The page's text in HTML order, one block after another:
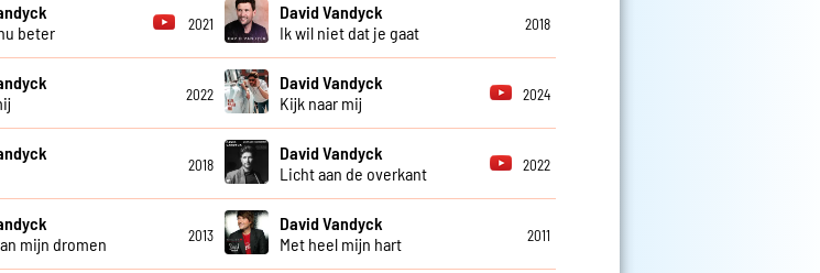
beter
2021
David Vandyck
Ik wil niet dat je gaat
2018
2022
David Vandyck
Kijk naar mij
2024
2018
David Vandyck
Licht aan de overkant
2022
mijn dromen
2013
David Vandyck
Met heel mijn hart
2011